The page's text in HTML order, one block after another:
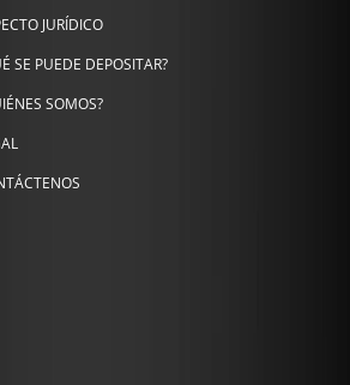
JURÍDICO
SE PUEDE DEPOSITAR?
SOMOS?